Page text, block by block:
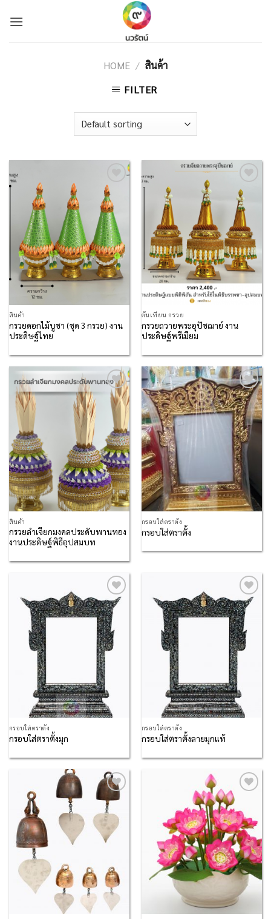
HOME / สินค้า
FILTER
Add to
Wishlist
สินค้า
กรวยดอกไม้บูชา (ชุด 3 กรวย) งาน
ประดิษฐ์ไทย
Add to
Wishlist
ต้นเทียน กรวย
กรวยถวายพระอุปัชฌาย์ งาน
ประดิษฐ์พรีเมียม
Add to
Wishlist
สินค้า
กรวยลำเจียกมงคลประดับพานทอง
งานประดิษฐ์พิธีอุปสมบท
Add to
Wishlist
กรอบใส่ตราตั้ง
กรอบใส่ตราตั้ง
Add to
Wishlist
กรอบใส่ตราตั้ง
กรอบใส่ตราตั้งมุก
Add to
Wishlist
กรอบใส่ตราตั้ง
กรอบใส่ตราตั้งลายมุกแท้
Add to
Wishlist
Add to
Wishlist